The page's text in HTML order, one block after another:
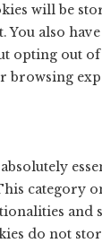
will be
You also
opting out
browsing
category
and
do not